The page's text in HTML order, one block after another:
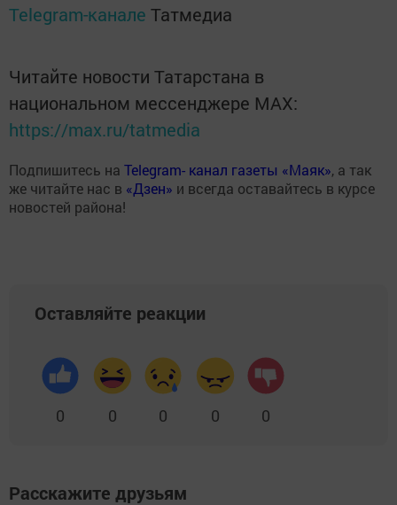
Telegram-канале Татмедиа
Читайте новости Татарстана в
национальном мессенджере MАХ:
https://max.ru/tatmedia
Подпишитесь на Telegram- канал газеты «Маяк», а так
же читайте нас в «Дзен» и всегда оставайтесь в курсе
новостей района!
Оставляйте реакции
0 0 0 0 0
Расскажите друзьям